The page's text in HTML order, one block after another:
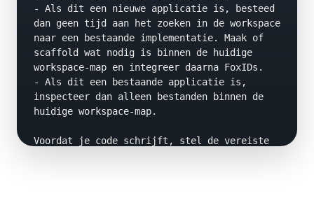
- Als dit een nieuwe applicatie is, besteed
dan geen tijd aan het zoeken in de workspace
naar een bestaande implementatie. Maak of
scaffold wat nodig is binnen de huidige
workspace-map en integreer daarna FoxIDs.
- Als dit een bestaande applicatie is,
inspecteer dan alleen bestanden binnen de
huidige workspace-map.
Voordat je code schrijft, stel de vereiste